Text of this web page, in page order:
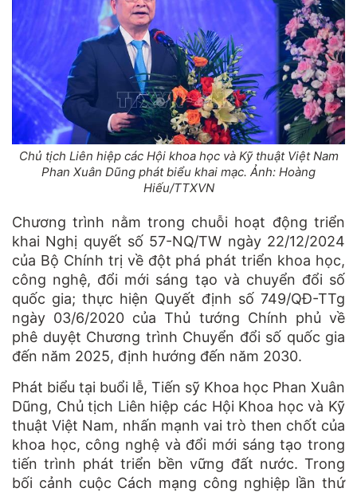
Chủ tịch Liên hiệp các Hội khoa học và Kỹ thuật Việt Nam
Phan Xuân Dũng phát biểu khai mạc. Ảnh: Hoàng
Hiếu/TTXVN
Chương trình nằm trong chuỗi hoạt động triển
khai Nghị quyết số 57-NQ/TW ngày 22/12/2024
của Bộ Chính trị về đột phá phát triển khoa học,
công nghệ, đổi mới sáng tạo và chuyển đổi số
quốc gia; thực hiện Quyết định số 749/QĐ-TTg
ngày 03/6/2020 của Thủ tướng Chính phủ về
phê duyệt Chương trình Chuyển đổi số quốc gia
đến năm 2025, định hướng đến năm 2030.
Phát biểu tại buổi lễ, Tiến sỹ Khoa học Phan Xuân
Dũng, Chủ tịch Liên hiệp các Hội Khoa học và Kỹ
thuật Việt Nam, nhấn mạnh vai trò then chốt của
khoa học, công nghệ và đổi mới sáng tạo trong
tiến trình phát triển bền vững đất nước. Trong
bối cảnh cuộc Cách mạng công nghiệp lần thứ